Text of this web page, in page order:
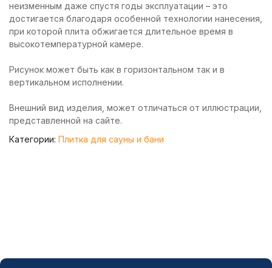
неизменным даже спустя годы эксплуатации – это
достигается благодаря особенной технологии нанесения,
при которой плита обжигается длительное время в
высокотемпературной камере.
Рисунок может быть как в горизонтальном так и в
вертикальном исполнении.
Внешний вид изделия, может отличаться от иллюстрации,
представленной на сайте.
Категории: Плитка для сауны и бани